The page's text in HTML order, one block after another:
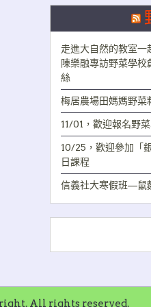
走進大自然的教室一
陳樂融專訪野菜學校
絲
梅居農場田媽媽野菜
11/01，歡迎報名野
10/25，歡迎參加「
日課程
信義社大寒假班—鼠
All rights reserved.